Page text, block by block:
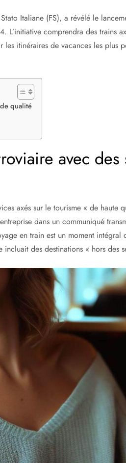
Italiane (FS), a révélé le
L’initiative comprendra des trains
itinéraires de vacances les plus
qualité
avec
axés sur le tourisme « de haute
dans un communiqué
en train est un moment intégral
des destinations « hors des